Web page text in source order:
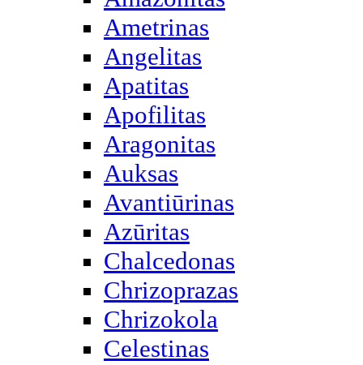
Ametrinas
Angelitas
Apatitas
Apofilitas
Aragonitas
Auksas
Avantiūrinas
Azūritas
Chalcedonas
Chrizoprazas
Chrizokola
Celestinas